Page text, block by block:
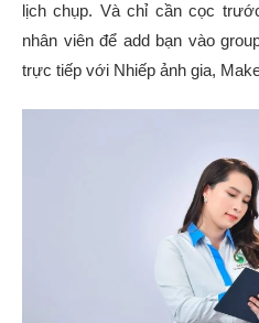
lịch chụp. Và chỉ cần cọc
nhân viên để add bạn vào
trực tiếp với Nhiếp ảnh gia,